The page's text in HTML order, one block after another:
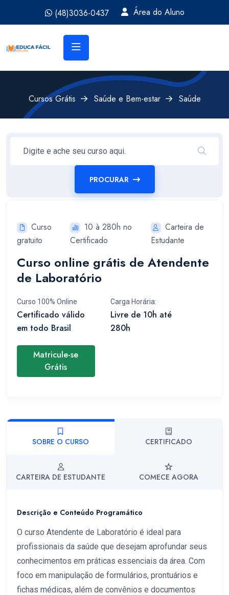
(48)3036-0437 Área do Aluno
Cursos Grátis Saúde e Bem-estar Saúde
PROCURAR
Curso
gratuito
10 à 280h no
Certificado
Carteira de
Estudante
Curso online grátis de Atendente
de Laboratório
Curso 100% Online
Certificado válido
em todo Brasil
Carga Horária:
Livre de 10h até
280h
Matricule-se
Grátis
SOBRE O CURSO CERTIFICADO
CARTEIRA DE ESTUDANTE COMECE AGORA
Descrição e Conteúdo Programático
O curso Atendente de Laboratório é ideal para
profissionais da saúde que desejam aprofundar seus
conhecimentos em práticas essenciais da área. Com
foco em manipulação de formulários, prontuários e
fichas médicas, além de convênios e documentos